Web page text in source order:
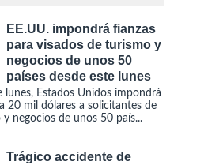
EE.UU. impondrá fianzas
para visados de turismo y
negocios de unos 50
países desde este lunes
lunes, Estados Unidos impondrá
20 mil dólares a solicitantes de
negocios de unos 50 país...
Trágico accidente de